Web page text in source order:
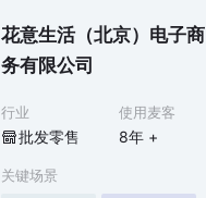
花意生活（北京）电子商
务有限公司
行业
批发零售
使用麦客
8年 +
关键场景